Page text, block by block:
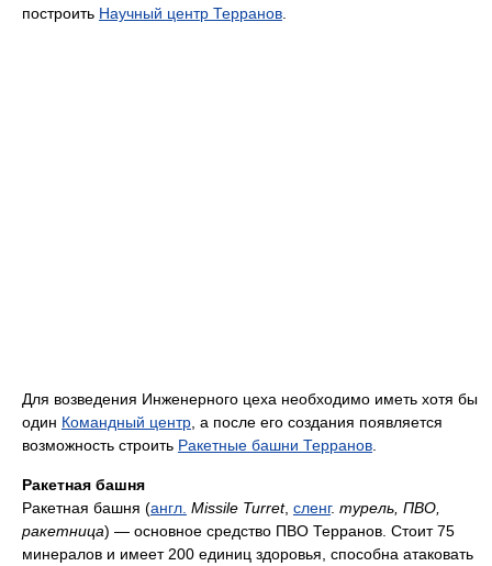
построить Научный центр Терранов
Для возведения Инженерного цеха необходимо иметь хотя бы
один Командный центр , а после его создания появляется
возможность строить Ракетные башни Терранов
Ракетная башня
Ракетная башня (англ. Missile Turret, сленг. турель, ПВО,
ракетница) — основное средство ПВО Терранов. Стоит 75
минералов и имеет 200 единиц здоровья, способна атаковать